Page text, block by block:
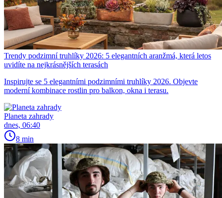
Trendy podzimní truhlíky 2026: 5 elegantních aranžmá, která letos
uvidíte na nejkrásnějších terasách
Inspirujte se 5 elegantními podzimními truhlíky 2026. Objevte
moderní kombinace rostlin pro balkon, okna i terasu.
Planeta zahrady
dnes, 06:40
8 min